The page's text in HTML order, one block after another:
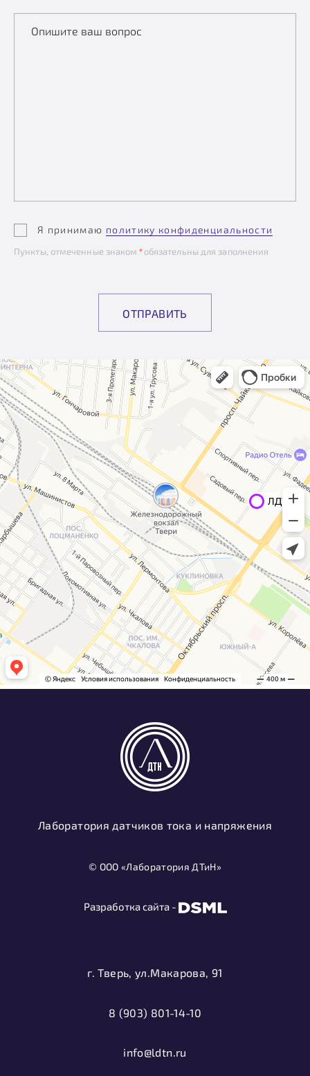
Опишите ваш вопрос
Я принимаю политику конфиденциальности
Пункты, отмеченные знаком *обязательны для заполнения
ОТПРАВИТЬ
Лаборатория датчиков тока и напряжения
© ООО «Лаборатория ДТиН»
Разработка сайта -
г. Тверь, ул.Макарова, 91
8 (903) 801-14-10
info@ldtn.ru